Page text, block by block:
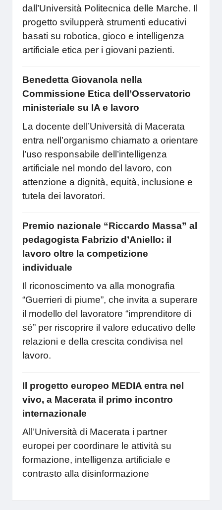
dall’Università Politecnica delle Marche. Il
progetto svilupperà strumenti educativi
basati su robotica, gioco e intelligenza
artificiale etica per i giovani pazienti.
Benedetta Giovanola nella
Commissione Etica dell’Osservatorio
ministeriale su IA e lavoro
La docente dell’Università di Macerata
entra nell’organismo chiamato a orientare
l’uso responsabile dell’intelligenza
artificiale nel mondo del lavoro, con
attenzione a dignità, equità, inclusione e
tutela dei lavoratori.
Premio nazionale “Riccardo Massa” al
pedagogista Fabrizio d’Aniello: il
lavoro oltre la competizione
individuale
Il riconoscimento va alla monografia
“Guerrieri di piume”, che invita a superare
il modello del lavoratore “imprenditore di
sé” per riscoprire il valore educativo delle
relazioni e della crescita condivisa nel
lavoro.
Il progetto europeo MEDIA entra nel
vivo, a Macerata il primo incontro
internazionale
All’Università di Macerata i partner
europei per coordinare le attività su
formazione, intelligenza artificiale e
contrasto alla disinformazione